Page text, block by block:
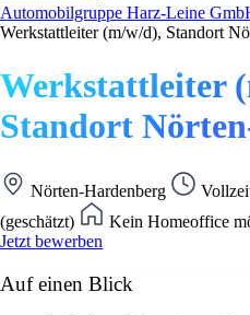
Automobilgruppe Harz-Leine
Werkstattleiter (m/w/d), Standort
Werkstattleiter
Standort
Nörten-Hardenberg
(geschätzt)
Kein Homeoffice
Jetzt bewerben
Auf einen Blick